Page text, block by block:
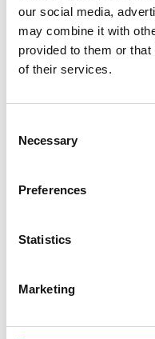
our social media,
may combine it with
provided to them or
of their services.
Selection
Necessary
Preferences
Statistics
Marketing
Repubblica Ceca
Repubblica Ceca